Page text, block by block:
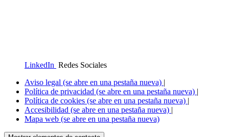
LinkedIn Redes Sociales
Aviso legal (se abre en una pestaña nueva) |
Política de privacidad (se abre en una pestaña nueva) |
Política de cookies (se abre en una pestaña nueva) |
Accesibilidad (se abre en una pestaña nueva) |
Mapa web (se abre en una pestaña nueva)